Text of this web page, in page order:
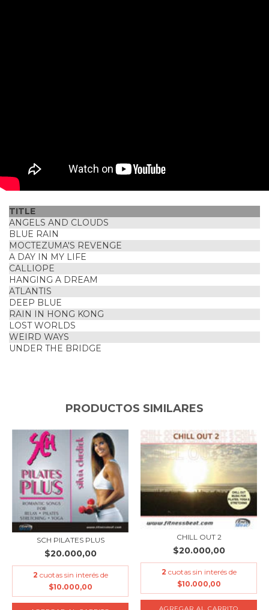
TITLE
ANGELS AND CLOUDS
BLUE RAIN
MOCTEZUMA'S REVENGE
A DAY IN MY LIFE
CALLIOPE
HANGING A DREAM
ATLANTIS
DEEP BLUE
RAIN IN HONG KONG
LOST WORLDS
WEIRD WAYS
UNDER THE BRIDGE
PRODUCTOS SIMILARES
SCH PILATES PLUS
$20.000,00
2 cuotas sin interés de
$10.000,00
CHILL OUT 2
$20.000,00
2 cuotas sin interés de
$10.000,00